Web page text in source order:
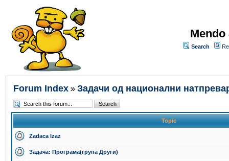
Search
Forum Index » Задачи од национални
Topic
Zadaca Izaz
Задача: Програма(група Други)